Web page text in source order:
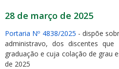
28 de março de 2025
Portaria Nº 4838/2025 - dispõe
administravo, dos discentes
graduação e cuja colação de grau
de 2025